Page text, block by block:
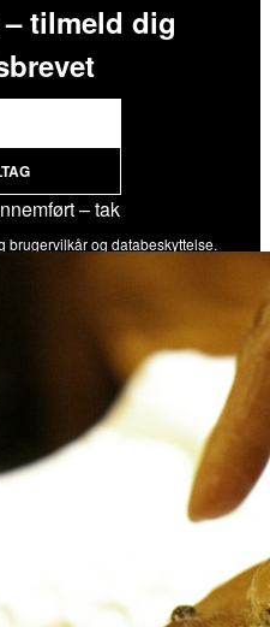
tilmeld dig
– tak
brugervilkår og databeskyttelse.